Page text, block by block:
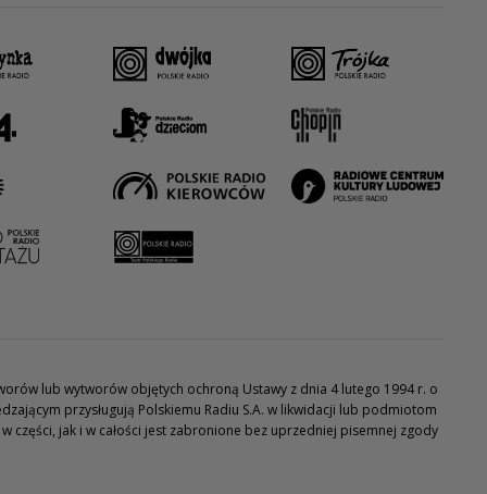
lub wytworów objętych ochroną Ustawy z dnia 4 lutego 1994 r. o
przysługują Polskiemu Radiu S.A. w likwidacji lub podmiotom
części, jak i w całości jest zabronione bez uprzedniej pisemnej zgody